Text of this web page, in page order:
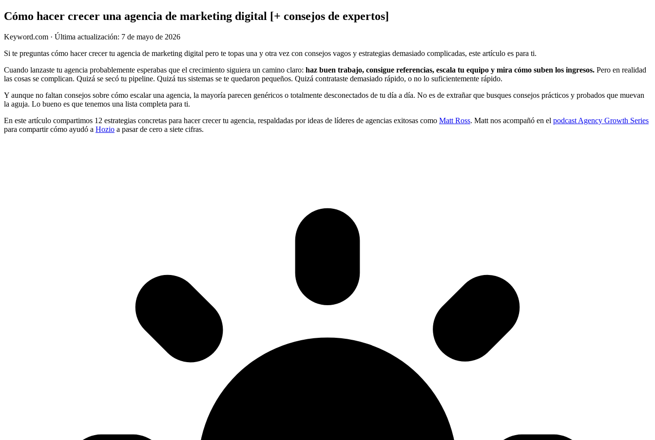
Cómo hacer crecer una agencia de marketing digital [+ consejos de expertos]
Keyword.com · Última actualización: 7 de mayo de 2026
Si te preguntas cómo hacer crecer tu agencia de marketing digital pero te topas una y otra vez con consejos vagos y estrategias demasiado complicadas, este artículo es para ti.
Cuando lanzaste tu agencia probablemente esperabas que el crecimiento siguiera un camino claro: haz buen trabajo, consigue referencias, escala tu equipo y mira cómo suben los ingresos. Pero en realidad
las cosas se complican. Quizá se secó tu pipeline. Quizá tus sistemas se te quedaron pequeños. Quizá contrataste demasiado rápido, o no lo suficientemente rápido.
Y aunque no faltan consejos sobre cómo escalar una agencia, la mayoría parecen genéricos o totalmente desconectados de tu día a día. No es de extrañar que busques consejos prácticos y probados que muevan
la aguja. Lo bueno es que tenemos una lista completa para ti.
En este artículo compartimos 12 estrategias concretas para hacer crecer tu agencia, respaldadas por ideas de líderes de agencias exitosas como Matt Ross. Matt nos acompañó en el podcast Agency Growth Series
para compartir cómo ayudó a Hozio a pasar de cero a siete cifras.